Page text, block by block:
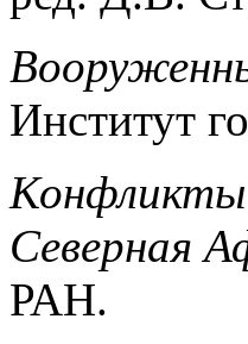
Институт
Cеверная
РАН.